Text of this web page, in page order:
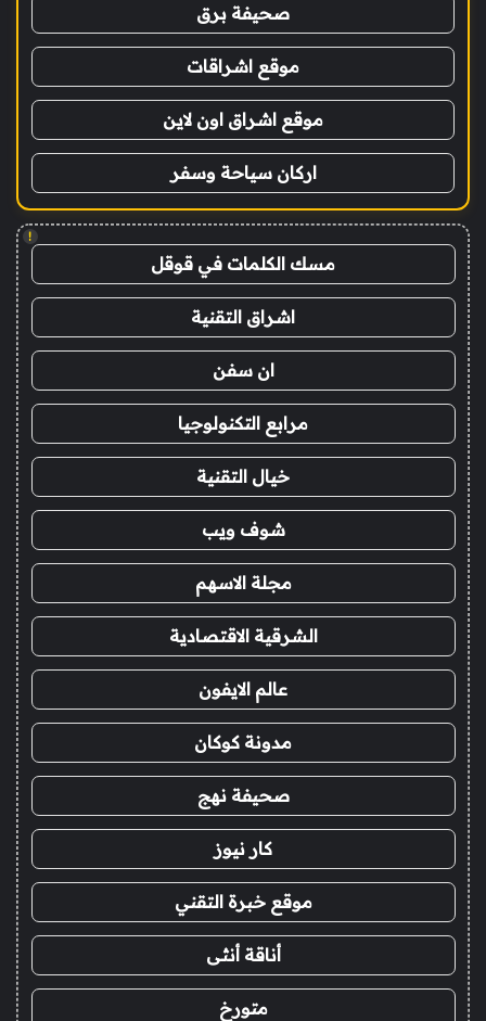
صحيفة برق
موقع اشراقات
موقع اشراق اون لاين
اركان سياحة وسفر
!
مسك الكلمات في قوقل
اشراق التقنية
ان سفن
مرابع التكنولوجيا
خيال التقنية
شوف ويب
مجلة الاسهم
الشرقية الاقتصادية
عالم الايفون
مدونة كوكان
صحيفة نهج
كار نيوز
موقع خبرة التقني
أناقة أنثى
متورخ